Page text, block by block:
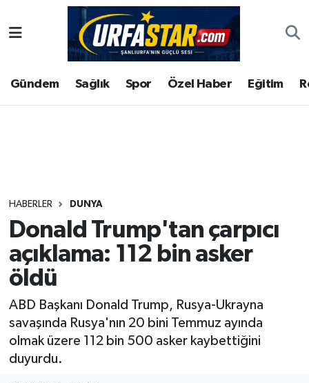
Gündem Sağlık Spor Özel Haber Eğitim
HABERLER DUNYA
Donald Trump'tan çarpıcı
açıklama: 112 bin asker
öldü
ABD Başkanı Donald Trump, Rusya-Ukrayna
savaşında Rusya'nın 20 bini Temmuz ayında
olmak üzere 112 bin 500 asker kaybettiğini
duyurdu.
ASAYİS
ÇEVRE
Gündem
Kültür
Magazin
Şanlıurfa Nöbetçi Eczaneler
Şanlıurfa Hava Durumu
Tüm Manşetler
Son Dakika Haberleri
Haber Arşivi